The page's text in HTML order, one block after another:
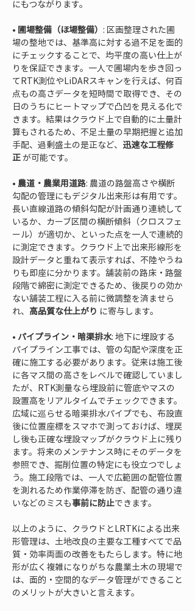
• 圃場整備（ほ場整備） : 区画整理された圃
場の整地では、基準高に対する過不足を面的
にチェックすることで、均平度の高い仕上が
りを保証できます。一人で圃場内を歩き回っ
てRTK測位やLiDARスキャンを行えば、何百
点もの高さデータを短時間で取得でき、その
日のうちにヒートマップで凸凹を見える化で
きます。結果はクラウド上で自動的に土量計
算もされるため、不足土量の早期把握と追加
手配、過剰盛土の是正など、 迅速な工程修
正
• 農道・農業用道路: 農道の路盤高さや横断
勾配の管理にもデジタル出来形は有用です。
長い直線道路の傾斜勾配が計画通り連続して
いるか、カーブ区間の横断傾斜（クロスフェ
ール）が適切か、といった点を一人で連続的
に測定できます。クラウド上で出来形線形を
設計データと重ねて表示すれば、不陸やうね
りも即座に分かります。舗装前の路床・路盤
段階で綿密に測定できるため、後戻りの効か
ない舗装工程に入る前に微調整を済ませら
れ、 高品質な仕上がり
• パイプライン・暗渠排水: 地下に埋設する
パイプライン工事では、管の勾配や深度を正
確に施工する必要があります。従来は施工後
に各マス間の高さをレベルで確認していまし
たが、RTK測量なら埋設前に管底やマスの
設置高をリアルタイムでチェックできます。
広域に巡らせる暗渠排水パイプでも、布設直
後に位置座標をスマホで測っておけば、埋戻
し後も正確な埋設マップがクラウド上に残り
ます。将来のメンテナンス時にそのデータを
参照でき、掘削位置の特定にも役立つでしょ
う。施工段階では、一人で広範囲の配管位置
を測れるため作業停滞を防ぎ、配管の通り違
いなどのミスも事前に防止できます。
以上のように、クラウドとLRTKによる出来
形管理は、土地改良の主要な工種すべてで品
質・効率両面の改善をもたらします。特に地
形が広く複雑になりがちな農業土木の現場で
は、面的・空間的なデータ管理ができること
のメリットが大きいと言えます。